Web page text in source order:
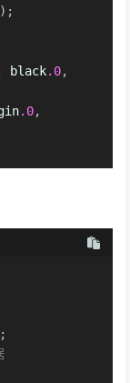
) ;
black.0,
.0,
;